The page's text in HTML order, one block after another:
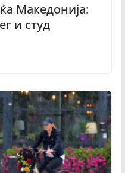
Македонија:
и студ